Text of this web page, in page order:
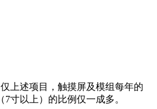
上述项目，触摸屏及模组每年的
寸以上）的比例仅一成多。